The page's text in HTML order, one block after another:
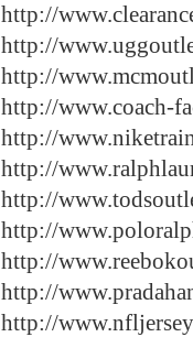
http://
http://
http://
http://www.coach-
http://
http://
http://
http://
http://
http://
http://